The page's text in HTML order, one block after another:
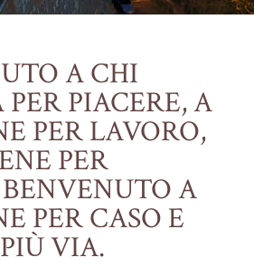
A CHI
PIACERE, A
PER LAVORO,
PER
A
PER CASO E
VIA.